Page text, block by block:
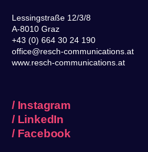
Lessingstraße 12/3/8
A-8010 Graz
+43 (0) 664 30 24 190
office@resch-communications.at
www.resch-communications.at
/ Instagram
/ LinkedIn
/ Facebook